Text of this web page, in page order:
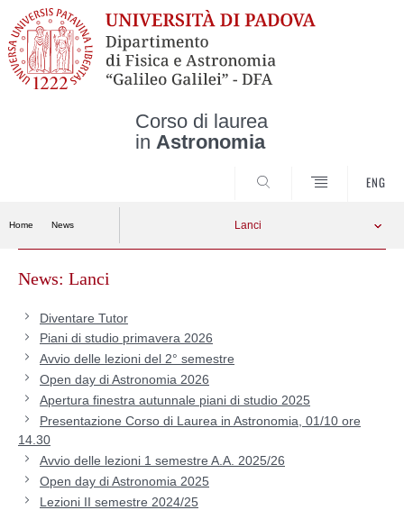
Corso di laurea
in Astronomia
ENG
Home News Lanci
Skip
content
News: Lanci
Diventare Tutor
Piani di studio primavera 2026
Avvio delle lezioni del 2° semestre
Open day di Astronomia 2026
Apertura finestra autunnale piani di studio 2025
Presentazione Corso di Laurea in Astronomia, 01/10 ore
14.30
Avvio delle lezioni 1 semestre A.A. 2025/26
Open day di Astronomia 2025
Lezioni II semestre 2024/25